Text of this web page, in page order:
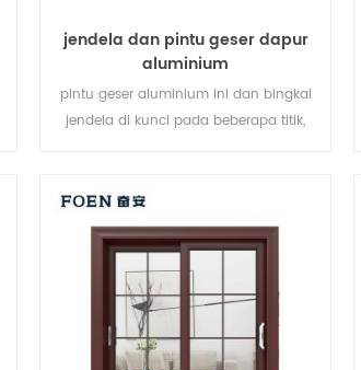
jendela dan pintu geser dapur
aluminium
pintu geser aluminium ini dan bingkai
jendela di kunci pada beberapa titik,
bervariasi untuk memenuhi kebutuhan
arsitektur yang berbeda